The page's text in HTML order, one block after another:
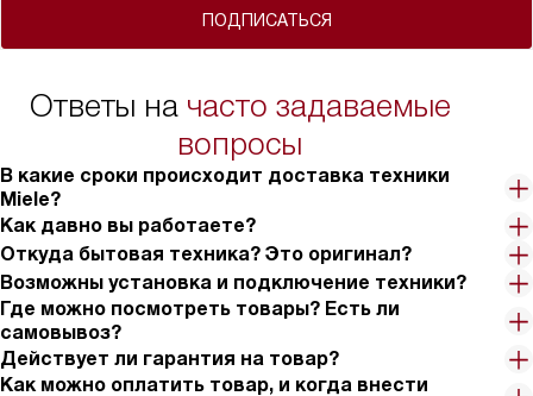
ПОДПИСАТЬСЯ
Ответы на часто задаваемые
вопросы
В какие сроки происходит доставка техники
Miele?
Как давно вы работаете?
Откуда бытовая техника? Это оригинал?
Возможны установка и подключение техники?
Где можно посмотреть товары? Есть ли
самовывоз?
Действует ли гарантия на товар?
Как можно оплатить товар, и когда внести